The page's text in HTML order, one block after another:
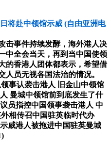
将赴中领馆示威 (自由亚洲电
击事件持续发酵，海外港人决
中全会当天，再到当中国使领
的香港人团体都表示，希望借
人员无视各国法治的情况。
事认袭击港人 旧金山中领馆
曼城中领馆前到底发生了什
员指控中国领事袭击港人 中
相传召中国驻英临时代办
威港人被拖进中国驻英曼城